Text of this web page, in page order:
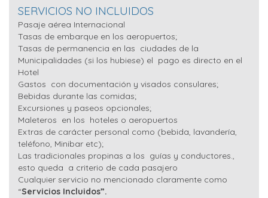
SERVICIOS NO INCLUIDOS
Pasaje aérea Internacional
Tasas de embarque en los aeropuertos;
Tasas de permanencia en las ciudades de la
Municipalidades (si los hubiese) el pago es directo en el
Hotel
Gastos con documentación y visados consulares;
Bebidas durante las comidas;
Excursiones y paseos opcionales;
Maleteros en los hoteles o aeropuertos
Extras de carácter personal como (bebida, lavandería,
teléfono, Minibar etc);
Las tradicionales propinas a los guías y conductores.,
esto queda a criterio de cada pasajero
Cualquier servicio no mencionado claramente como
“Servicios Incluidos”.